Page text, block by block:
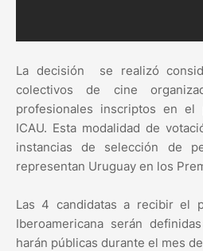
La decisión se realizó
colectivos de cine
profesionales inscriptos en
ICAU. Esta modalidad de
instancias de selección de
representan Uruguay en los
Las 4 candidatas a recibir el
Iberoamericana serán
harán públicas durante el mes